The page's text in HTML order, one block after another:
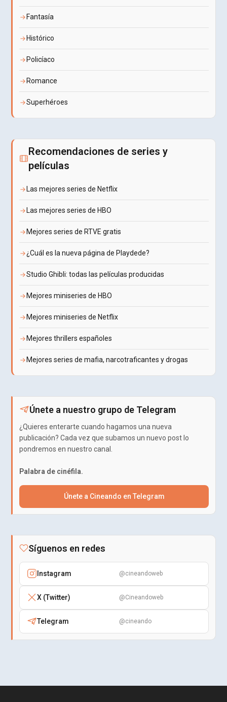
Fantasía
Histórico
Policíaco
Romance
Superhéroes
Recomendaciones de series y
películas
Las mejores series de Netflix
Las mejores series de HBO
Mejores series de RTVE gratis
¿Cuál es la nueva página de Playdede?
Studio Ghibli: todas las películas producidas
Mejores miniseries de HBO
Mejores miniseries de Netflix
Mejores thrillers españoles
Mejores series de mafia, narcotraficantes y drogas
Únete a nuestro grupo de Telegram
¿Quieres enterarte cuando hagamos una nueva
publicación? Cada vez que subamos un nuevo post lo
pondremos en nuestro canal.
Palabra de cinéfila.
Únete a Cineando en Telegram
Síguenos en redes
Instagram @cineandoweb
X (Twitter) @Cineandoweb
Telegram @cineando